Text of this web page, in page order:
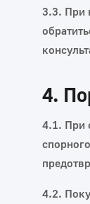
3.3. При
4.
4.1. При
4.2.